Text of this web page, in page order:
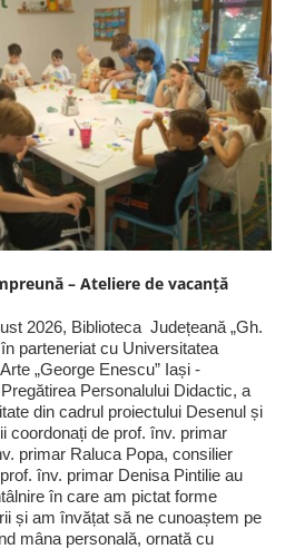
– Ateliere de vacanță
2026, Biblioteca Județeană „Gh.
parteneriat cu Universitatea
„George Enescu” Iași -
Personalului Didactic, a
din cadrul proiectului Desenul și
coordonați de prof. înv. primar
primar Raluca Popa, consilier
înv. primar Denisa Pintilie au
în care am pictat forme
și am învățat să ne cunoaștem pe
mâna personală, ornată cu